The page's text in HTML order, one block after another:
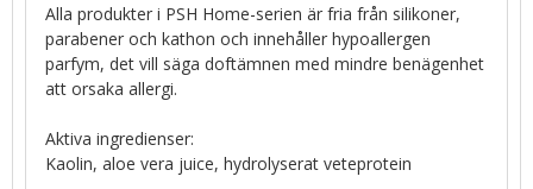
Alla produkter i PSH Home-serien är fria från silikoner,
parabener och kathon och innehåller hypoallergen
parfym, det vill säga doftämnen med mindre benägenhet
att orsaka allergi.
Aktiva ingredienser:
Kaolin, aloe vera juice, hydrolyserat veteprotein